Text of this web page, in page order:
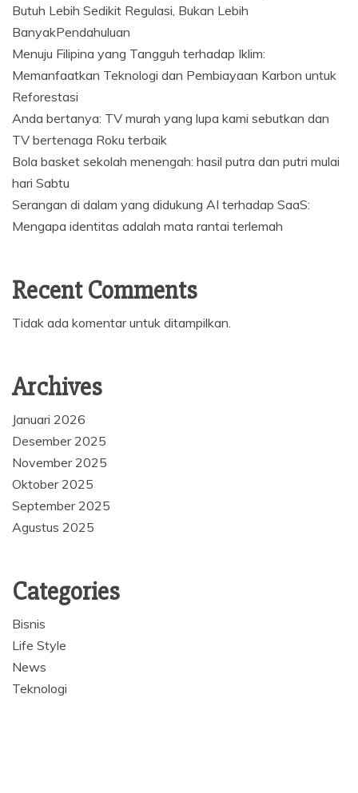
Butuh Lebih Sedikit Regulasi, Bukan Lebih
BanyakPendahuluan
Menuju Filipina yang Tangguh terhadap Iklim:
Memanfaatkan Teknologi dan Pembiayaan Karbon untuk
Reforestasi
Anda bertanya: TV murah yang lupa kami sebutkan dan
TV bertenaga Roku terbaik
Bola basket sekolah menengah: hasil putra dan putri mulai
hari Sabtu
Serangan di dalam yang didukung AI terhadap SaaS:
Mengapa identitas adalah mata rantai terlemah
Recent Comments
Tidak ada komentar untuk ditampilkan.
Archives
Januari 2026
Desember 2025
November 2025
Oktober 2025
September 2025
Agustus 2025
Categories
Bisnis
Life Style
News
Teknologi